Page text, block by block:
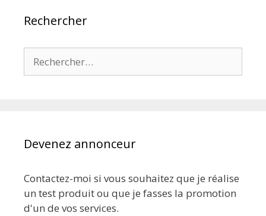
Rechercher
Devenez annonceur
Contactez-moi si vous souhaitez que je réalise
un test produit ou que je fasses la promotion
d'un de vos services.